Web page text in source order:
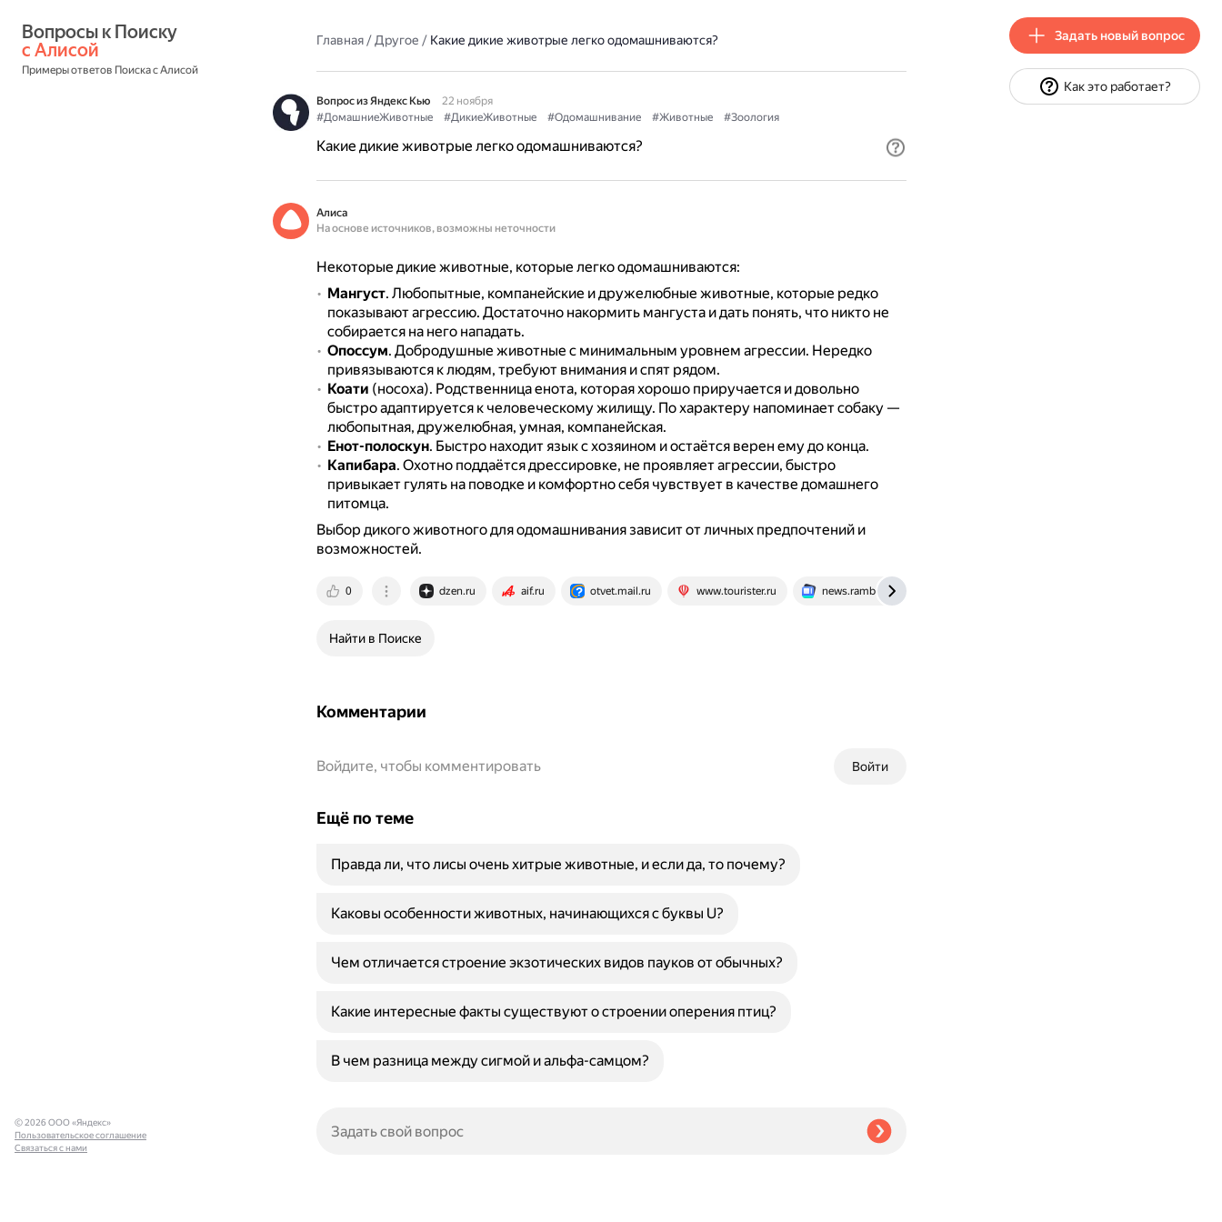
с Алисой
Примеры ответов Поиска с Алисой
Главная/Другое / Какие дикие животрые легко одомашниваются?
Вопрос из Яндекс Кью
22 ноября
#ДомашниеЖивотные
#ДикиеЖивотные #Одомашнивание #Животные #Зоология
Какие дикие животрые легко одомашниваются?
Алиса
На основе источников, возможны неточности
Некоторые дикие животные, которые легко одомашниваются:
Мангуст. Любопытные, компанейские и дружелюбные животные, которые редко
показывают агрессию. Достаточно накормить мангуста и дать понять, что никто не
собирается на него нападать.
Опоссум. Добродушные животные с минимальным уровнем агрессии. Нередко
привязываются к людям, требуют внимания и спят рядом.
Коати (носоха). Родственница енота, которая хорошо приручается и довольно
быстро адаптируется к человеческому жилищу. По характеру напоминает собаку —
любопытная, дружелюбная, умная, компанейская.
Енот-полоскун. Быстро находит язык с хозяином и остаётся верен ему до конца.
Капибара. Охотно поддаётся дрессировке, не проявляет агрессии, быстро
привыкает гулять на поводке и комфортно себя чувствует в качестве домашнего
питомца.
Выбор дикого животного для одомашнивания зависит от личных предпочтений и
возможностей.
0 dzen.ru aif.ru otvet.mail.ru www.tourister.ru news.rambler.ru
Найти в Поиске
Комментарии
Войти
Войдите, чтобы комментировать
Ещё по теме
Правда ли, что лисы очень хитрые животные, и если да, то почему?
Каковы особенности животных, начинающихся с буквы U?
Чем отличается строение экзотических видов пауков от обычных?
Какие интересные факты существуют о строении оперения птиц?
В чем разница между сигмой и альфа-самцом?
© 2026 ООО «Яндекс»
Пользовательское соглашение
Связаться с нами
Задать новый вопрос
Как это работает?